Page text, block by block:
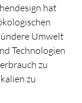
hat
Umwelt
Technologien
zu
zu